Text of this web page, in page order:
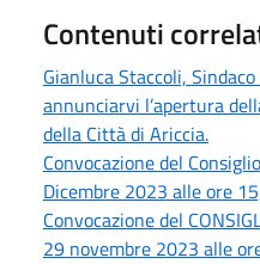
Contenuti
Gianluca Staccoli,
annunciarvi l’apertura
della Città di Ariccia.
Convocazione del
Dicembre 2023 alle ore
Convocazione del
29 novembre 2023 alle